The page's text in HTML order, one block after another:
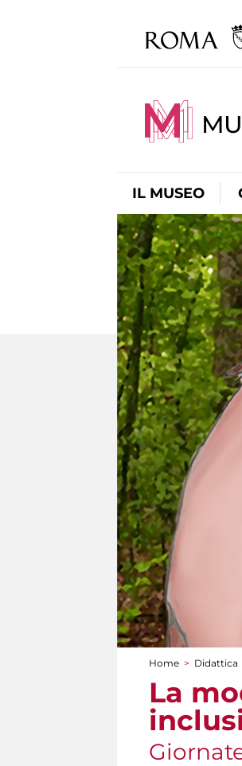
IL MUSEO
Tu sei qui
Home > Didattica
La